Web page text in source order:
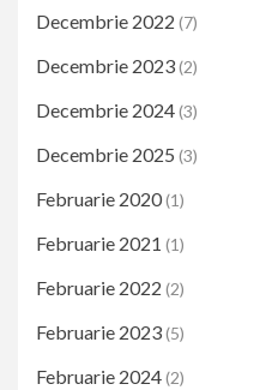
Decembrie 2022 (7)
Decembrie 2023(2)
Decembrie 2024(3)
Decembrie 2025 (3)
Februarie 2020(1)
Februarie 2021 (1)
Februarie 2022 (2)
Februarie 2023(5)
Februarie 2024(2)